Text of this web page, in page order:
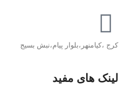
کرج ،کیامنهر،بلوار پیام،نبش بسیج
لینک های مفید